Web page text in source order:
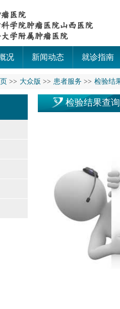
况 新闻动态 就诊指南
>> 大众版 >> 患者服务 >> 检验结
检验结果查询